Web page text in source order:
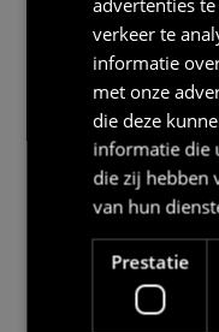
De nominale
de omvormer en het
efficientie en maakt
batterijsystemen
DISCLAIMER
De informatie in
verkeer te
informatie
met onze
die deze
informatie die
die zij hebben
van hun
Prestatie